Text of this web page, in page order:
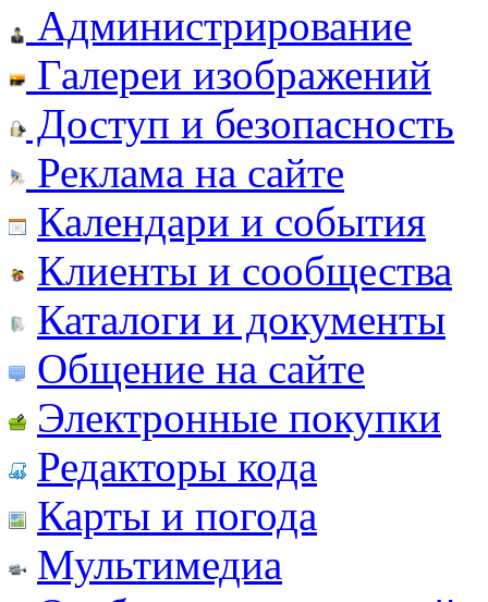
Администрирование
Галереи изображений
Доступ и безопасность
Реклама на сайте
Календари и события
Клиенты и сообщества
Каталоги и документы
Общение на сайте
Электронные покупки
Редакторы кода
Карты и погода
Мультимедиа